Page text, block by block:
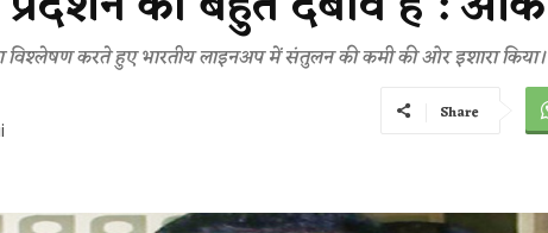
करते हुए भारतीय लाइनअप में संतुलन की कमी की ओर इशारा किया।
Share